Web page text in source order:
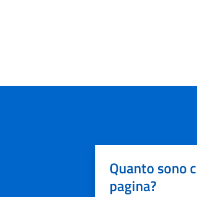
Quanto sono
pagina?